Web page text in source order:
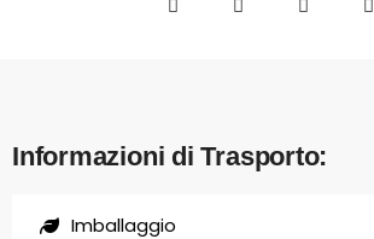
Informazioni di Trasporto:
Imballaggio